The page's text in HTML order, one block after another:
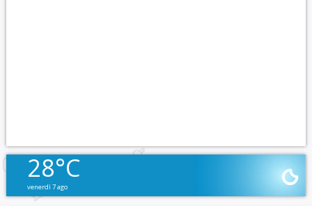
28°C
venerdì 7 ago